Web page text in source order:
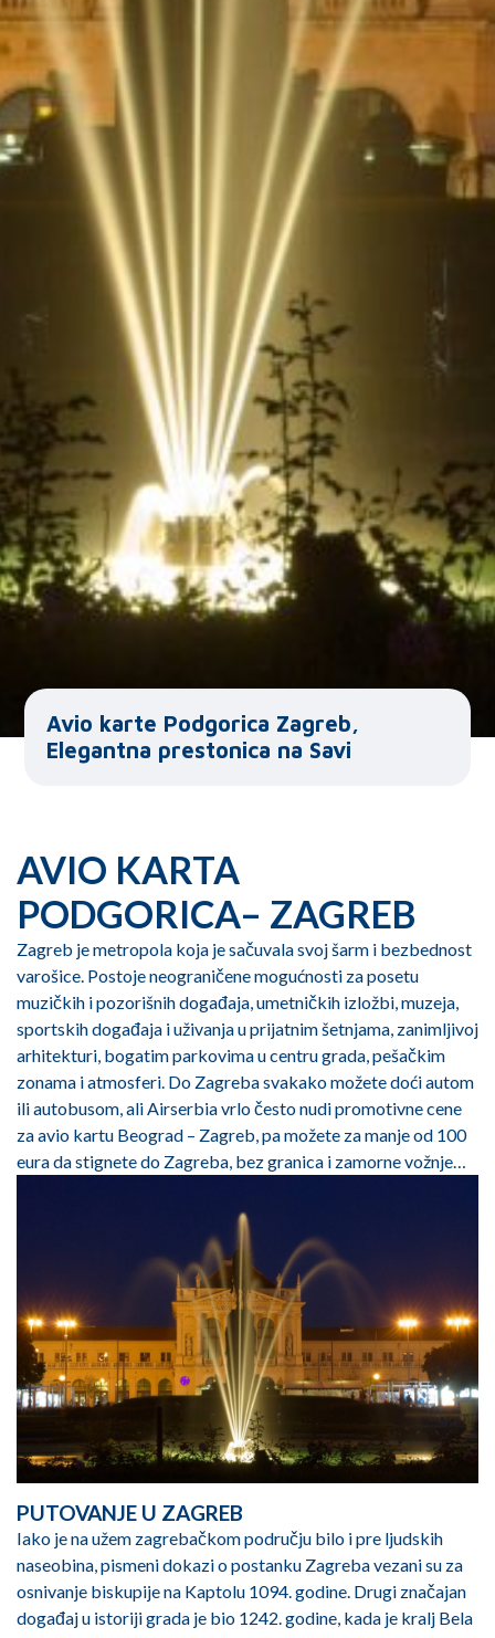
Avio karte Podgorica Zagreb,
Elegantna prestonica na Savi
AVIO KARTA
PODGORICA– ZAGREB
Zagreb je metropola koja je sačuvala svoj šarm i bezbednost
varošice. Postoje neograničene mogućnosti za posetu
muzičkih i pozorišnih događaja, umetničkih izložbi, muzeja,
sportskih događaja i uživanja u prijatnim šetnjama, zanimljivoj
arhitekturi, bogatim parkovima u centru grada, pešačkim
zonama i atmosferi. Do Zagreba svakako možete doći autom
ili autobusom, ali Airserbia vrlo često nudi promotivne cene
za avio kartu Beograd – Zagreb, pa možete za manje od 100
eura da stignete do Zagreba, bez granica i zamorne vožnje…
PUTOVANJE U ZAGREB
Iako je na užem zagrebačkom području bilo i pre ljudskih
naseobina, pismeni dokazi o postanku Zagreba vezani su za
osnivanje biskupije na Kaptolu 1094. godine. Drugi značajan
događaj u istoriji grada je bio 1242. godine, kada je kralj Bela